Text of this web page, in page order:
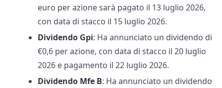
euro per azione sarà pagato il 13 luglio 2026,
con data di stacco il 15 luglio 2026. ​
Dividendo Gpi: Ha annunciato un dividendo di
€0,6 per azione, con data di stacco il 20 luglio
2026 e pagamento il 22 luglio 2026.​
Dividendo Mfe B: Ha annunciato un dividendo